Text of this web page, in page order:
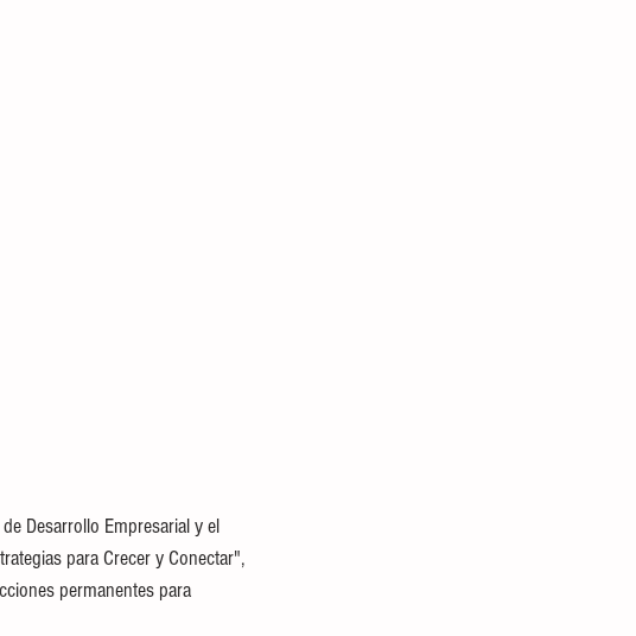
Desarrollo Empresarial y el
para Crecer y Conectar",
permanentes para